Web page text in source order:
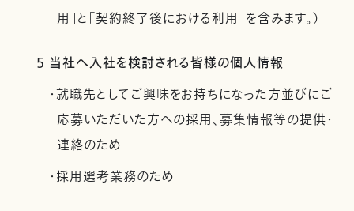
用」と「契約終了後における利用」を含みます。）
5 当社へ入社を検討される皆様の個人情報
・就職先としてご興味をお持ちになった方並びにご
応募いただいた方への採用、募集情報等の提供・
連絡のため
・採用選考業務のため